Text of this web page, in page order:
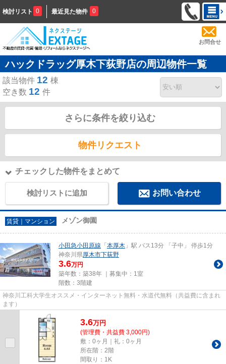
検討リスト 0 最近見た物件 0
お問合せ
ハックドラッグ厚木下荻野店の周辺物件一覧
該当物件 12 棟
空き数 12 件
さらに条件を絞り込む
物件リクエスト
チェックした物件をまとめて
検討リストに追加 お問い合わせ
賃貸｜マンション メゾン御園
小田急小田原線 「本厚木 」駅 バス13分 「子中」 停歩1分
神奈川県厚木市下荻野
3.6万円
築年数：築38年 ｜募集中： 1室
階数：3階建
神奈川工科大学生オススメ・インターネット無料・水道代無料（共益費に含まれ
ます）
3.6万円
(管理費・共益費 3,000円)
敷：0ヶ月｜礼：0ヶ月
所在階：2階
間取り：1K